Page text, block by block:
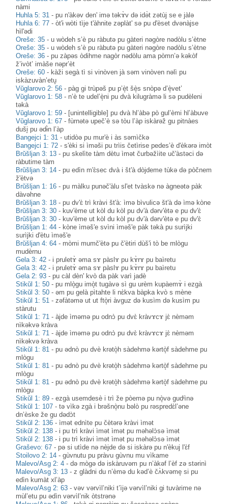
nàmi
Huhla 5: 31 -pu n'àkəv den' imə təkɤ̀v də idə̀t zətùj se e jàlə
Huhla 6: 77 -òt'ɨ wòti tìje t'àhnite zəplàt' sə pu d'èset dvənàjse
hìl'ədi
Oreše: 35 -u wòdeh s’è pu ràbutə pu gàteri nəgòre nədòlu s’ètne
Oreše: 35 -u wòdeh s’è pu ràbutə pu gàteri nəgòre nədòlu s’ètne
Oreše: 36 -pu zàpəs òdihme nagòr nədòlu ama pòmn’ə kəkòf
ž’ivòt’ imàše nəpr’èt
Oreše: 60 - kàži segà tì si vinòven jà səm vinòven nəlì pu
iskàzuvàn’etu̥
Vŭglarovo 2: 56 -pàg gi trùpəš pu p’è̝t šè̝s snòpə d’è̝vet’
Vŭglarovo 1: 58 - n’è te udel’è̝ni pu dvà kilugràmə li sə pudèleni
təkà
Vŭglarovo 1: 59 - [unintelligible] pu dvà hl’àbə pò gul’èmi hl’àbuve
Vŭglarovo 1: 67 -fùrnətə upeč’è sə tòu l’àp iskàrəž gu pitnàes
duši̥ pu ədɨ̀n l’àp
Bangejci 1: 31 -utidòə pu mur'è i às səmìčkə
Bangejci 1: 72 -s'èki si ìməši pu trìis četìrise pedes’è d'èkərə imòt
Brŭšljan 3: 13 -pu skelìte tàm dètu ìmət čurbəžìite uč'àstəci də
ràbutime tàm
Brŭšljan 3: 14 -pu edìn m'ɛ̀sec dvà i št'à dòjdeme tùkə də pòčnem
ž'ètvə
Brŭšljan 1: 16 -pu màlku punəč'àlu sl'et tvàskə nə àgneətə pàk
dàvəhne
Brŭšljan 3: 18 -pu dv'ɛ̀ trì kràvi št'à: ìmə bìvulicə št'à də ìmə kòne
Brŭšljan 3: 30 - kuv'ème ut kòl du kòl pu dv'à dərv'ètə e pu dv'ɛ̀
Brŭšljan 3: 30 - kuv'ème ut kòl du kòl pu dv'à dərv'ètə e pu dv'ɛ̀
Brŭšljan 1: 44 - kòne ìməš'e svìni ìməš'e pàk təkà pu surìjki
surìjki d'ètu ìməš'e
Brŭšljan 4: 64 - mòmi mumč'ètə pu č'ètiri dùš'i tò be mlògu
mudèrnu
Gela 3: 42 - i pruletɤ̀ əma sɤ pàslɤ pu kɤ̀rɤ pu baìretu
Gela 3: 42 - i pruletɤ̀ əma sɤ pàslɤ pu kɤ̀rɤ pu baìretu
Gela 2: 93 -pu càl dèn' kvò da pàk varì jadè
Stikŭl 1: 50 -pu mlò̝gu imò̝t tugàvə sì gu urèm kupàemɤ̀ i ezgà
Stikŭl 3: 50 -əm pu gelà pìtahte li nɛ̀kva bàpka kvò s mène
Stikŭl 1: 51 -zəfàtəmə ut ut ftò̝ri àvguz də kusìm də kusìm pu
stàrutu
Stikŭl 1: 71 -àjde ìməmə pu odnɔ̀ pu dvɛ̀ kràvɤcɤ jɛ̀ nèməm
nìkəkvə kràva
Stikŭl 1: 71 -àjde ìməmə pu odnɔ̀ pu dvɛ̀ kràvɤcɤ jɛ̀ nèməm
nìkəkvə kràva
Stikŭl 1: 81 -pu ədnò pu dvè krətò̝h sàdehmə kərtò̝f sàdehme pu
mlògu
Stikŭl 1: 81 -pu ədnò pu dvè krətò̝h sàdehmə kərtò̝f sàdehme pu
mlògu
Stikŭl 1: 81 -pu ədnò pu dvè krətò̝h sàdehmə kərtò̝f sàdehme pu
mlògu
Stikŭl 1: 89 -ezgà usemdesè i trì že pòemə pu nò̝və gudᶤìnə
Stikŭl 1: 107 -tə vìkə zgà i brəšnò̝nu bəlò pu rəspredɛ̀l’əne
dn’èske že gu dədɔ̀t
Stikŭl 2: 136 -ìmət ednìte pu čètərə kràvi ìmət
Stikŭl 2: 138 - i pu trì kràvi ìmət ìmət pu məhəlɔ̀sə ìmət
Stikŭl 2: 138 - i pu trì kràvi ìmət ìmət pu məhəlɔ̀sə ìmət
Graševo: 67 -pə si utìde nə nèjde də si iskàrə pu n'èkuj l'ɛ̀f
Stoilovo 2: 14 -gùvnutu pu pràvu gùvnu mu vìkame
Malevo/Asg 2: 4 -də mògə də iskàruvəm pu n’àkəf l’èf zə stərinì
Malevo/Asg 3: 13 -z glàdni du n’èmə du kəd’è čʌ̀kvəme̥ si pu
edìn kumàt xl’àp
Malevo/Asg 2: 63 -vəv vərvìl’niki t’ìjə vərvìl’niki gi tuvàrime nə
mùl’etu pu ədìn vərvìl’nik òtstrənə